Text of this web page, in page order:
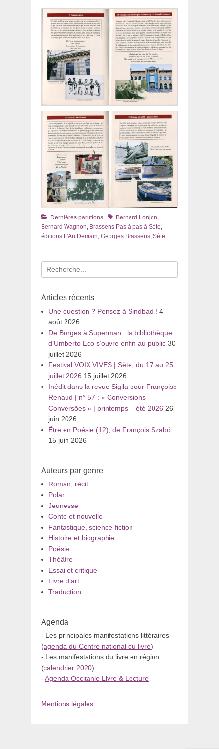
Catégories
Dernières parutions TagsBernard Lonjon,
Bernard Wagnon, Brassens Pas à pas à Sète,
éditions L'An Demain, Georges Brassens, Sète
Recherche
pour
Articles récents
Une question ? Pensez à Sindbad ! 4
août 2026
De Borges à Superman : la bibliothèque
d’Umberto Eco s’ouvre enfin au public 30
juillet 2026
Festival VOIX VIVES | Sète, du 17 au 25
juillet 2026 15 juillet 2026
Inédit dans la revue Sigila pour Françoise
Renaud | n° 57 : « Conversions –
Conversões » | printemps – été 2026 26
juin 2026
Être en Poésie (12), de François Szabó
15 juin 2026
Auteurs par genre
Roman, récit
Polar
Jeunesse
Conte et nouvelle
Fantastique, science-fiction
Histoire et biographie
Poésie
Théâtre
Essai et critique
Livre d’art
Traduction
Agenda
- Les principales manifestations littéraires
(agenda du Centre national du livre)
- Les manifestations du livre en région
(calendrier 2020)
- Agenda Occitanie Livre & Lecture
Mentions légales